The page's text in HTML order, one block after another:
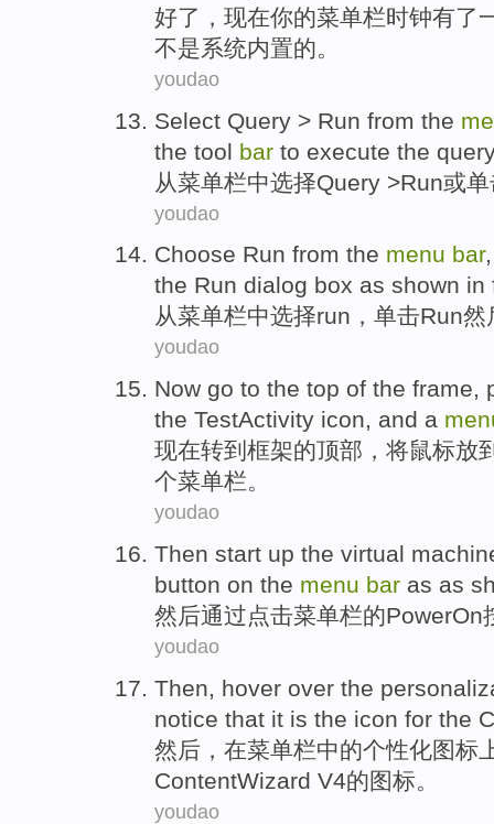
好了， 现在你的菜单栏时钟有了
不是系统内置的。
youdao
Select Query > Run from the
the tool bar to execute the query
从菜单栏中选择Query >Run或
youdao
Choose Run from the menu bar
the Run dialog box as shown in
从菜单栏中选择run ，单击Run然
youdao
Now go to the top of the frame,
the TestActivity icon, and a
现在转到 框架的顶部 ， 将鼠标放
个菜单栏。
youdao
Then start up the virtual
button on the menu bar as as
然后通过点击菜单栏的PowerOn
youdao
Then, hover over the
notice that it is the icon for the
然后 ， 在菜单栏中的个性化图标
ContentWizard V4的图标。
youdao